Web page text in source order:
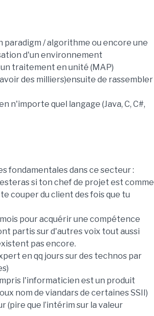
paradigm / algorithme ou encore une
d'un environnement
traitement en unité (MAP)
des milliers)ensuite de rassembler
quel langage (Java, C, C#,
fondamentales dans ce secteur :
si ton chef de projet est comme
couper du client des fois que tu
pour acquérir une compétence
partis sur d'autres voix tout aussi
pas encore.
en qq jours sur des technos par
l'informaticien est un produit
nom de viandars de certaines SSII)
que l’intérim sur la valeur